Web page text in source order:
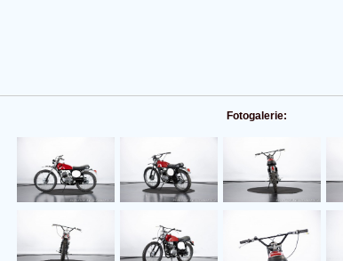
Fotogalerie: